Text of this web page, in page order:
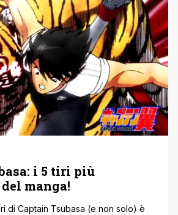
e ogni volta che la [']
i 5 tiri più
manga!
di Captain Tsubasa (e non solo) è